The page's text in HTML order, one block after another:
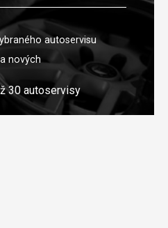
autoservisu
nových
30 autoservisy